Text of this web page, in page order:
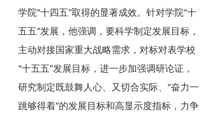
学院“十四五”取得的显著成效。针对学院“十
五五”发展，他强调，要科学制定发展目标，
主动对接国家重大战略需求，对标对表学校
“十五五”发展目标，进一步加强调研论证，
研究制定既鼓舞人心、又切合实际、“奋力一
跳够得着”的发展目标和高显示度指标，力争